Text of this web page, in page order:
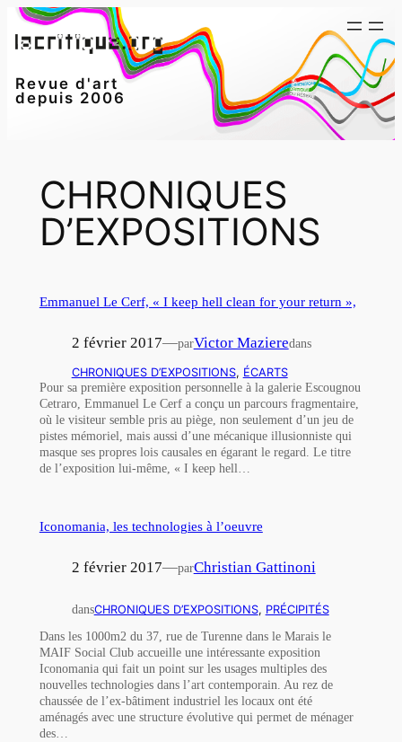
Aller
au
Revue d'art
depuis 2006
CHRONIQUES
D’EXPOSITIONS
Emmanuel Le Cerf, « I keep hell clean for your return »,
2 février 2017—parVictor Mazieredans
CHRONIQUES D’EXPOSITIONS, ÉCARTS
Pour sa première exposition personnelle à la galerie Escougnou
Cetraro, Emmanuel Le Cerf a conçu un parcours fragmentaire,
où le visiteur semble pris au piège, non seulement d’un jeu de
pistes mémoriel, mais aussi d’une mécanique illusionniste qui
masque ses propres lois causales en égarant le regard. Le titre
de l’exposition lui-même, « I keep hell…
Iconomania, les technologies à l’oeuvre
2 février 2017—parChristian Gattinoni
dansCHRONIQUES D’EXPOSITIONS, PRÉCIPITÉS
Dans les 1000m2 du 37, rue de Turenne dans le Marais le
MAIF Social Club accueille une intéressante exposition
Iconomania qui fait un point sur les usages multiples des
nouvelles technologies dans l’art contemporain. Au rez de
chaussée de l’ex-bâtiment industriel les locaux ont été
aménagés avec une structure évolutive qui permet de ménager
des…